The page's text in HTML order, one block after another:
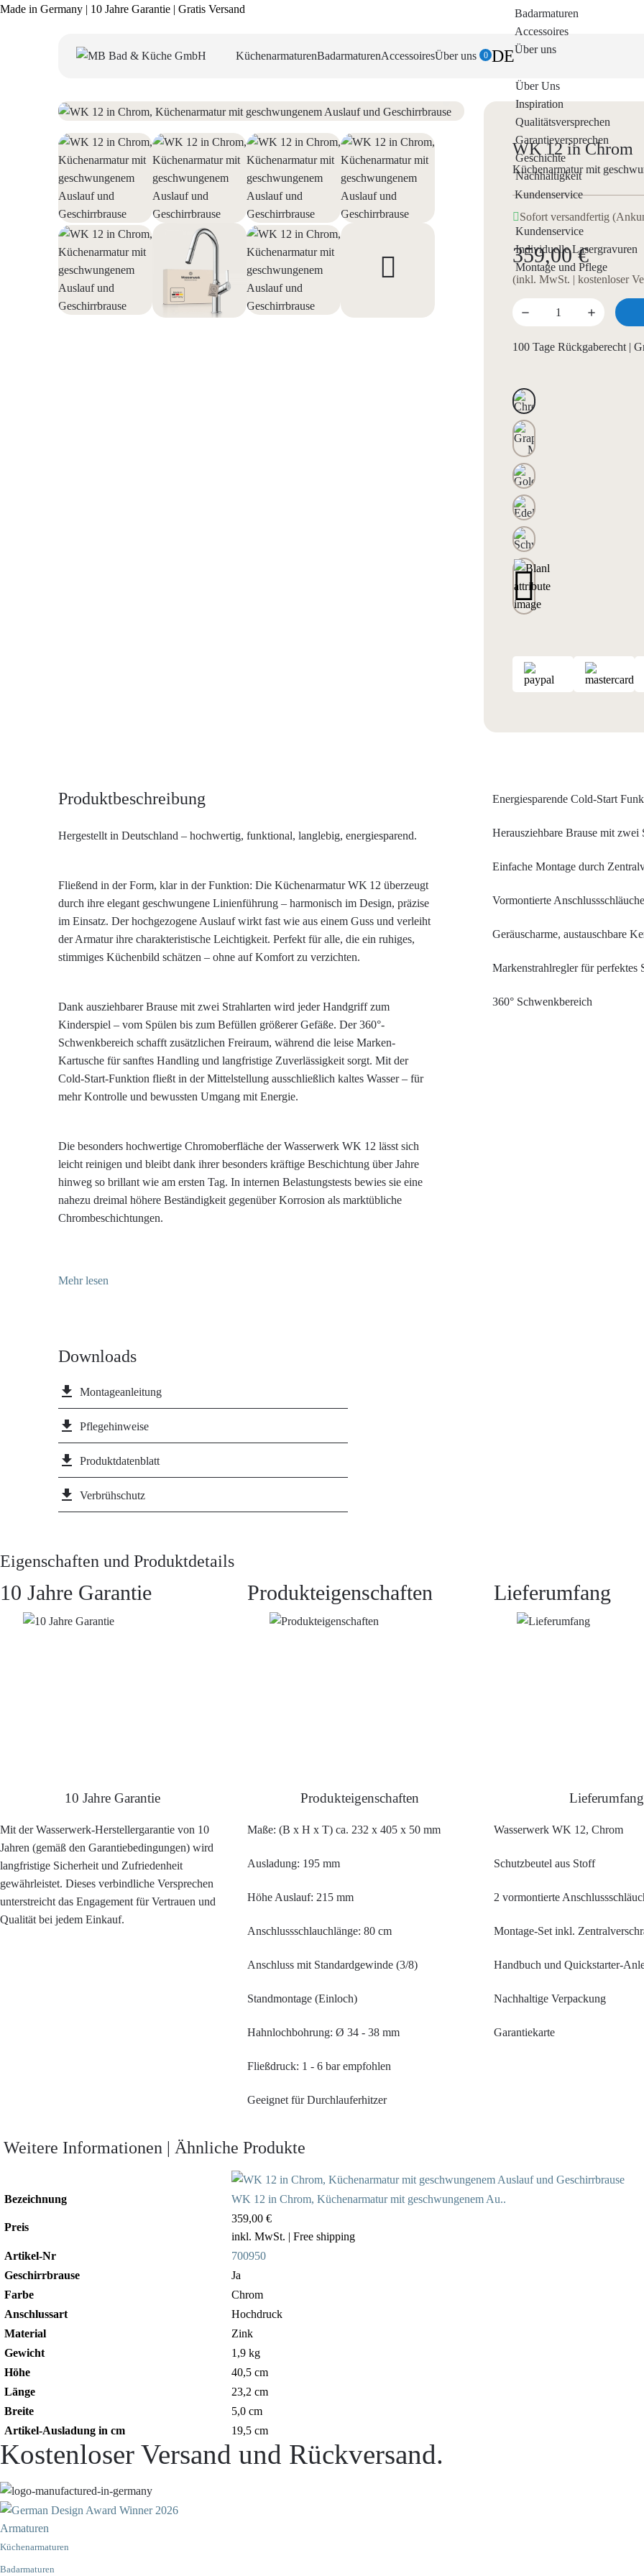
Made in Germany | 10 Jahre Garantie | Gratis Versand
KüchenarmaturenBadarmaturenAccessoiresÜber uns 0 DE
Badarmaturen
Accessoires
Über uns
Über Uns
Inspiration
Qualitätsversprechen
Garantieversprechen
Geschichte
Nachhaltigkeit
Kundenservice
Kundenservice
Individuelle Lasergravuren
Montage und Pflege
WK 12 in Chrom
Küchenarmatur mit
Sofort versandfertig
359,00 €
(inkl. MwSt. | kostenloser
100 Tage Rückgaberecht |
Produktbeschreibung
Hergestellt in Deutschland – hochwertig, funktional, langlebig, energiesparend.
Fließend in der Form, klar in der Funktion: Die Küchenarmatur WK 12 überzeugt
durch ihre elegant geschwungene Linienführung – harmonisch im Design, präzise
im Einsatz. Der hochgezogene Auslauf wirkt fast wie aus einem Guss und verleiht
der Armatur ihre charakteristische Leichtigkeit. Perfekt für alle, die ein ruhiges,
stimmiges Küchenbild schätzen – ohne auf Komfort zu verzichten.
Dank ausziehbarer Brause mit zwei Strahlarten wird jeder Handgriff zum
Kinderspiel – vom Spülen bis zum Befüllen größerer Gefäße. Der 360°-
Schwenkbereich schafft zusätzlichen Freiraum, während die leise Marken-
Kartusche für sanftes Handling und langfristige Zuverlässigkeit sorgt. Mit der
Cold-Start-Funktion fließt in der Mittelstellung ausschließlich kaltes Wasser – für
mehr Kontrolle und bewussten Umgang mit Energie.
Die besonders hochwertige Chromoberfläche der Wasserwerk WK 12 lässt sich
leicht reinigen und bleibt dank ihrer besonders kräftige Beschichtung über Jahre
hinweg so brillant wie am ersten Tag. In internen Belastungstests bewies sie eine
nahezu dreimal höhere Beständigkeit gegenüber Korrosion als marktübliche
Chrombeschichtungen.
Mehr lesen
Downloads
file_download Montageanleitung
file_download Pflegehinweise
file_download Produktdatenblatt
file_download Verbrühschutz
Energiesparende Cold-Start
Herausziehbare Brause mit zwei
Einfache Montage durch
Vormontierte
Geräuscharme, austauschbare
Markenstrahlregler für perfektes
360° Schwenkbereich
Eigenschaften und Produktdetails
10 Jahre Garantie
10 Jahre Garantie
Mit der Wasserwerk-Herstellergarantie von 10
Jahren (gemäß den Garantiebedingungen) wird
langfristige Sicherheit und Zufriedenheit
gewährleistet. Dieses verbindliche Versprechen
unterstreicht das Engagement für Vertrauen und
Qualität bei jedem Einkauf.
Produkteigenschaften
Produkteigenschaften
Maße: (B x H x T) ca. 232 x 405 x 50 mm
Ausladung: 195 mm
Höhe Auslauf: 215 mm
Anschlussschlauchlänge: 80 cm
Anschluss mit Standardgewinde (3/8)
Standmontage (Einloch)
Hahnlochbohrung: Ø 34 - 38 mm
Fließdruck: 1 - 6 bar empfohlen
Geeignet für Durchlauferhitzer
Lieferumfang
Lieferumfang
Wasserwerk WK 12, Chrom
Schutzbeutel aus Stoff
2 vormontierte
Montage-Set inkl.
Handbuch und Quickstarter-
Nachhaltige Verpackung
Garantiekarte
Weitere Informationen | Ähnliche Produkte
Bezeichnung WK 12 in Chrom, Küchenarmatur mit geschwungenem Au..
Preis
359,00 €
inkl. MwSt. | Free shipping
Artikel-Nr
700950
Geschirrbrause
Ja
Farbe
Chrom
Anschlussart
Hochdruck
Material
Zink
Gewicht
1,9 kg
Höhe
40,5 cm
Länge
23,2 cm
Breite
5,0 cm
Artikel-Ausladung in cm
19,5 cm
Kostenloser Versand und Rückversand.
Armaturen
Küchenarmaturen
Badarmaturen